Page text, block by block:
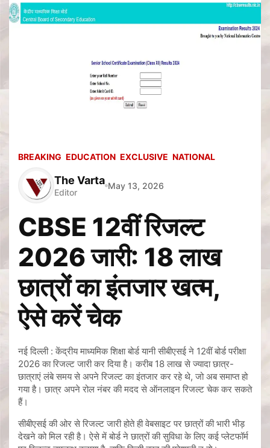
BREAKING EDUCATION EXCLUSIVE NATIONAL
The Varta
Editor
May 13, 2026
CBSE 12वीं रिजल्ट
2026 जारी: 18 लाख
छात्रों का इंतजार खत्म,
ऐसे करें चेक
नई दिल्ली : केंद्रीय माध्यमिक शिक्षा बोर्ड यानी सीबीएसई ने 12वीं बोर्ड परीक्षा
2026 का रिजल्ट जारी कर दिया है। करीब 18 लाख से ज्यादा छात्र-
छात्राएं लंबे समय से अपने रिजल्ट का इंतजार कर रहे थे, जो अब समाप्त हो
गया है। छात्र अपने रोल नंबर की मदद से ऑनलाइन रिजल्ट चेक कर सकते
हैं।
सीबीएसई की ओर से रिजल्ट जारी होते ही वेबसाइट पर छात्रों की भारी भीड़
देखने को मिल रही है। ऐसे में बोर्ड ने छात्रों की सुविधा के लिए कई प्लेटफॉर्म